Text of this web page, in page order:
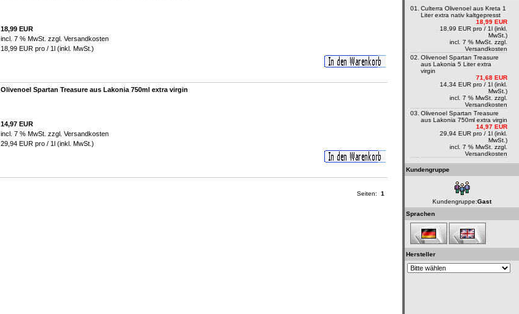
18,99 EUR
incl. 7 % MwSt. zzgl. Versandkosten
18,99 EUR pro / 1l (inkl. MwSt.)
Olivenoel Spartan Treasure aus Lakonia 750ml extra virgin
14,97 EUR
incl. 7 % MwSt. zzgl. Versandkosten
29,94 EUR pro / 1l (inkl. MwSt.)
Seiten: 1
01.
Culterra Olivenoel aus Kreta 1
Liter extra nativ kaltgepresst
18,99 EUR
18,99 EUR pro / 1l (inkl.
MwSt.)
incl. 7 % MwSt. zzgl.
Versandkosten
02. Olivenoel Spartan Treasure
aus Lakonia 5 Liter extra
virgin
71,68 EUR
14,34 EUR pro / 1l (inkl.
MwSt.)
incl. 7 % MwSt. zzgl.
Versandkosten
03. Olivenoel Spartan Treasure
aus Lakonia 750ml extra virgin
14,97 EUR
29,94 EUR pro / 1l (inkl.
MwSt.)
incl. 7 % MwSt. zzgl.
Versandkosten
Kundengruppe
Kundengruppe:Gast
Sprachen
Hersteller